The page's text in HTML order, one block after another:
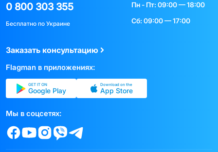
0 800 303 355
Бесплатно по Украине
Пн - Пт: 09:00 — 18:00
Сб: 09:00 — 17:00
Заказать консультацию
Flagman в приложениях:
GET IT ON
Google Play
Download on the
App Store
Мы в соцсетях: